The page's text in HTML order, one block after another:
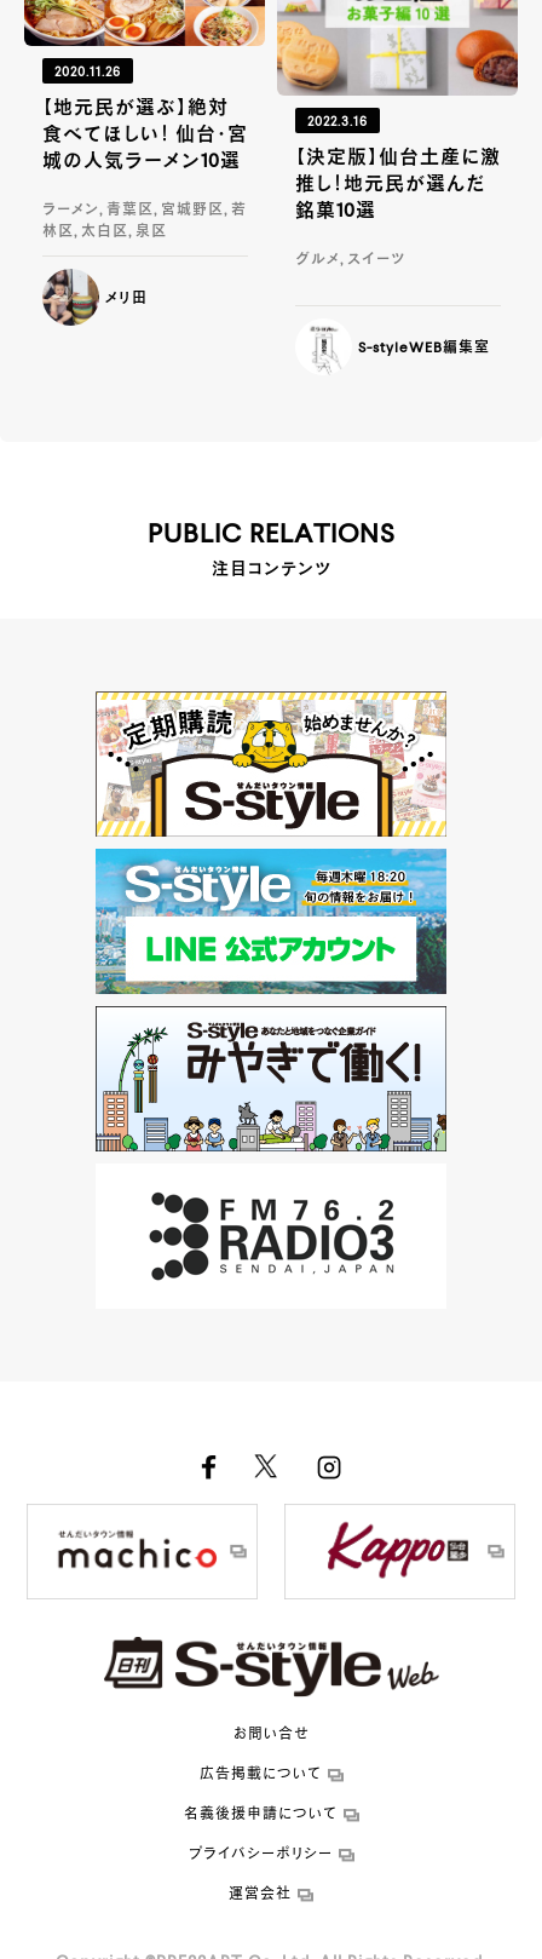
2020.11.26
【地元民が選ぶ】絶対
食べてほしい！ 仙台・宮
城の人気ラーメン10選
ラーメン, 青葉区, 宮城野区, 若
林区, 太白区, 泉区
メリ田
2022.3.16
【決定版】仙台土産に激
推し！地元民が選んだ
銘菓10選
グルメ, スイーツ
S-styleWEB編集室
PUBLIC RELATIONS
注目コンテンツ
お問い合せ
広告掲載について
名義後援申請について
プライバシーポリシー
運営会社